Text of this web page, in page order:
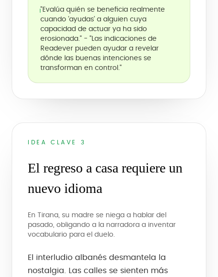
"Evalúa quién se beneficia realmente
cuando 'ayudas' a alguien cuya
capacidad de actuar ya ha sido
erosionada." - "Las indicaciones de
Readever pueden ayudar a revelar
dónde las buenas intenciones se
transforman en control."
IDEA CLAVE 3
El regreso a casa requiere un
nuevo idioma
En Tirana, su madre se niega a hablar del
pasado, obligando a la narradora a inventar
vocabulario para el duelo.
El interludio albanés desmantela la
nostalgia. Las calles se sienten más